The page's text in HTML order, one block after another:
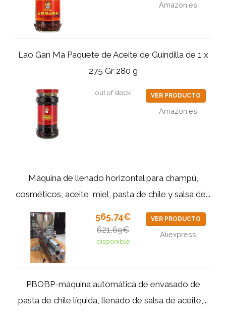
Amazon.es
Lao Gan Ma Paquete de Aceite de Guindilla de 1 x
275 Gr 280 g
out of stock VER PRODUCTO
Amazon.es
Máquina de llenado horizontal para champú,
cosméticos, aceite, miel, pasta de chile y salsa de...
565,74€
621,69€
disponible
VER PRODUCTO
Aliexpress
PBOBP-máquina automática de envasado de
pasta de chile líquida, llenado de salsa de aceite,...